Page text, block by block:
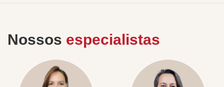
Nossos especialistas